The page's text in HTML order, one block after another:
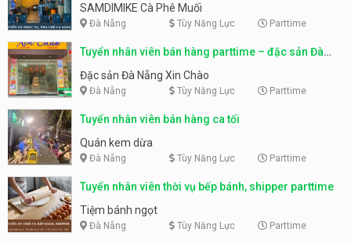
SAMDIMIKE Cà Phê Muối
Đà Nẵng Tùy Năng Lực Parttime
Tuyển nhân viên bán hàng parttime – đặc sản Đà
Nẵng
Đặc sản Đà Nẵng Xin Chào
Đà Nẵng Tùy Năng Lực Parttime
Tuyển nhân viên bán hàng ca tối
Quán kem dừa
Đà Nẵng Tùy Năng Lực Parttime
Tuyển nhân viên thời vụ bếp bánh, shipper parttime
Tiệm bánh ngọt
Đà Nẵng Tùy Năng Lực Parttime